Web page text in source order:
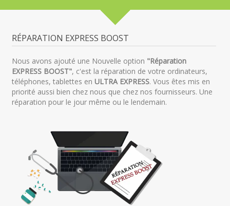
RÉPARATION EXPRESS BOOST
Nous avons ajouté une Nouvelle option "Réparation
EXPRESS BOOST", c'est la réparation de votre ordinateurs,
téléphones, tablettes en ULTRA EXPRESS. Vous êtes mis en
priorité aussi bien chez nous que chez nos fournisseurs. Une
réparation pour le jour même ou le lendemain.